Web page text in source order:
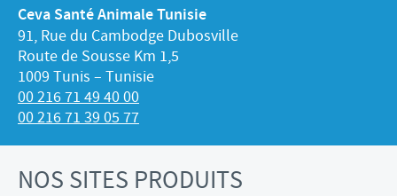
Ceva Santé Animale Tunisie
91, Rue du Cambodge Dubosville
Route de Sousse Km 1,5
1009 Tunis – Tunisie
00 216 71 49 40 00
00 216 71 39 05 77
NOS SITES PRODUITS